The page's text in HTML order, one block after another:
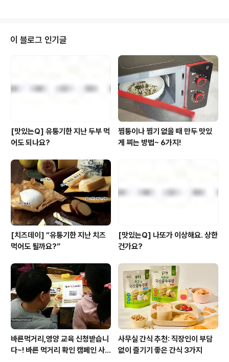
른 아이디어~! 슬기로운 집콕 생활에 조금이라도 도움이
될 수 있는~~~ 전자레인지로 뚝딱 완성하는 요리와 간식
들을 모아봤습니다~! 물론 전 풀반장이니까~ 영양가있고
맛있는 풀무원 제품들로 꽉꽉 채웠다지요~. ㅎㅎ '슬기로
운 집콕 생활, 전자레인지로 뚝딱 준비하는 요리&간식 Be
st 5' 함께 살펴보시죠! ...
이 블로그 인기글
[맛있는Q] 유통기한 지난 두부 먹
어도 되나요?
찜통이나 찜기 없을 때 만두 맛있
게 찌는 방법~ 6가지!
[치즈데이] “유통기한 지난 치즈
먹어도 될까요?”
[맛있는Q] 나또가 이상해요. 상한
건가요?
바른먹거리,영양 교육 신청받습니
다~! 바른 먹거리 확인 캠페인 사
사무실 간식 추천: 직장인이 부담
없이 즐기기 좋은 간식 3가지